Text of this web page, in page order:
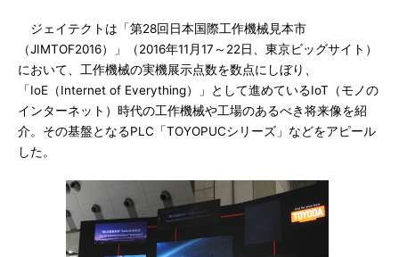
ジェイテクトは「第28回日本国際工作機械見本市
（JIMTOF2016）」（2016年11月17～22日、東京ビッグサイト）
において、工作機械の実機展示点数を数点にしぼり、
「IoE（Internet of Everything）」として進めているIoT（モノの
インターネット）時代の工作機械や工場のあるべき将来像を紹
介。その基盤となるPLC「TOYOPUCシリーズ」などをアピール
した。